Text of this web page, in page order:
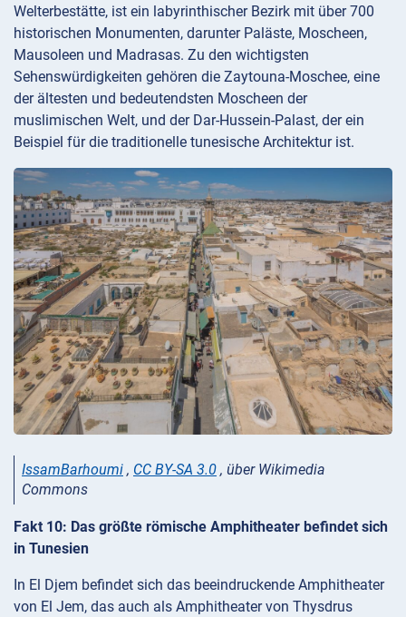
Welterbestätte, ist ein labyrinthischer Bezirk mit über 700
historischen Monumenten, darunter Paläste, Moscheen,
Mausoleen und Madrasas. Zu den wichtigsten
Sehenswürdigkeiten gehören die Zaytouna-Moschee, eine
der ältesten und bedeutendsten Moscheen der
muslimischen Welt, und der Dar-Hussein-Palast, der ein
Beispiel für die traditionelle tunesische Architektur ist.
IssamBarhoumi , CC BY-SA 3.0 , über Wikimedia
Commons
Fakt 10: Das größte römische Amphitheater befindet sich
in Tunesien
In El Djem befindet sich das beeindruckende Amphitheater
von El Jem, das auch als Amphitheater von Thysdrus